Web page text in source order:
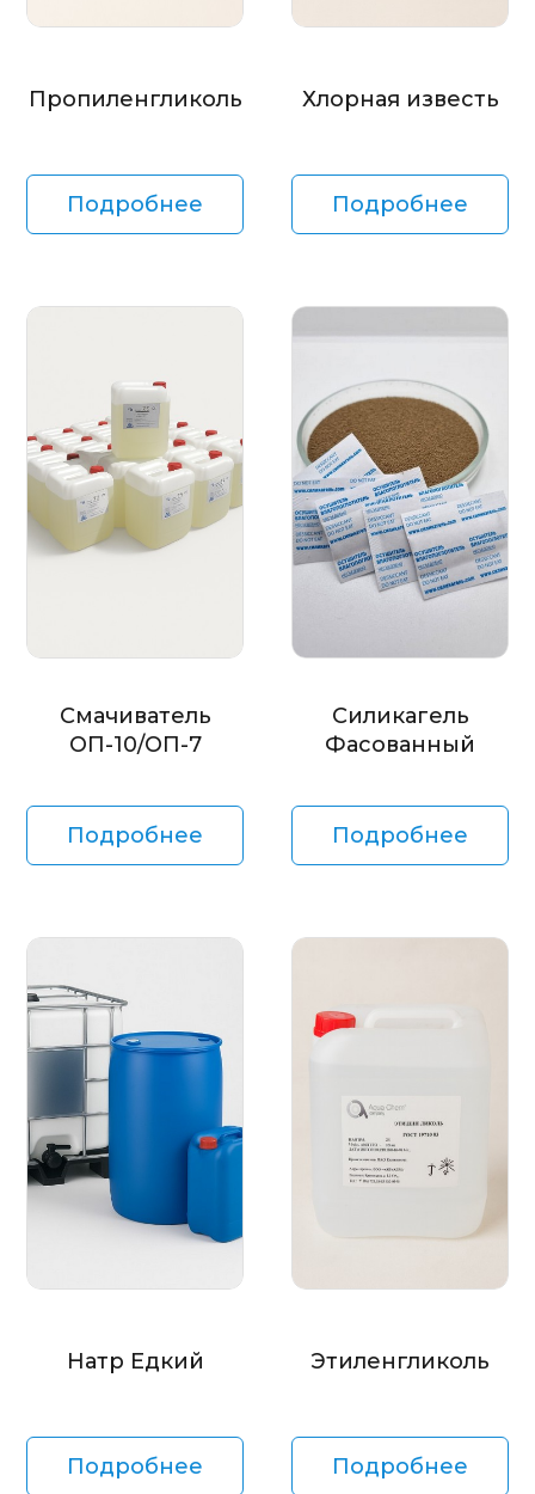
Пропиленгликоль
Подробнее
Хлорная известь
Подробнее
Смачиватель
ОП-10/ОП-7
Подробнее
Силикагель
Фасованный
Подробнее
Натр Едкий
Подробнее
Этиленгликоль
Подробнее